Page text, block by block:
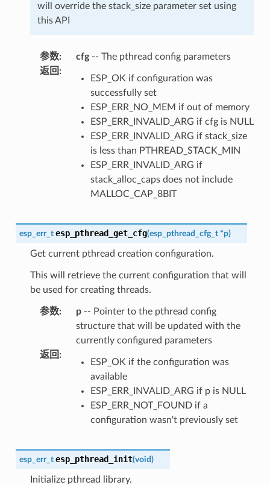
will override the stack_size parameter set using
this API
参数: cfg-- The pthread config parameters
返回 :
ESP_OK if configuration was
successfully set
ESP_ERR_NO_MEM if out of memory
ESP_ERR_INVALID_ARG if cfg is NULL
ESP_ERR_INVALID_ARG if stack_size
is less than PTHREAD_STACK_MIN
ESP_ERR_INVALID_ARG if
stack_alloc_caps does not include
MALLOC_CAP_8BIT
esp_err_t esp_pthread_get_cfg(esp_pthread_cfg_t *p)
Get current pthread creation configuration.
This will retrieve the current configuration that will
be used for creating threads.
参数: p-- Pointer to the pthread config
structure that will be updated with the
currently configured parameters
返回 :
ESP_OK if the configuration was
available
ESP_ERR_INVALID_ARG if p is NULL
ESP_ERR_NOT_FOUND if a
configuration wasn't previously set
esp_err_t esp_pthread_init(void)
Initialize pthread library.